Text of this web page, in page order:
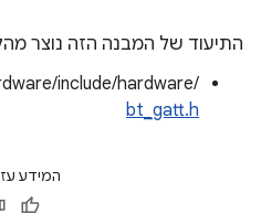
התיעוד של המבנה הזה נוצר
include/hardware/
bt_gatt.h
המידע